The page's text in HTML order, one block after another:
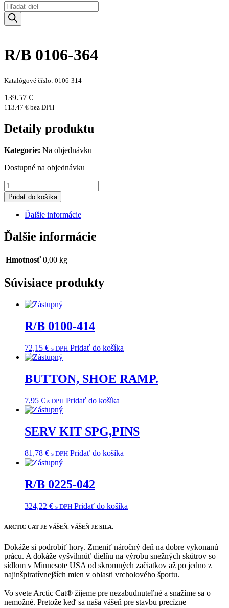
Products
search
R/B 0106-364
Katalógové číslo: 0106-314
139.57 €
113.47 € bez DPH
Detaily produktu
Kategorie: Na objednávku
Dostupné na objednávku
množstvo
R/B
0106-
Pridať do košíka
Ďalšie informácie
Ďalšie informácie
Hmotnosť 0,00 kg
Súvisiace produkty
R/B 0100-414
72,15 € s DPH Pridať do košíka
BUTTON, SHOE RAMP.
7,95 € s DPH Pridať do košíka
SERV KIT SPG,PINS
81,78 € s DPH Pridať do košíka
R/B 0225-042
324,22 € s DPH Pridať do košíka
ARCTIC CATJE VÁŠEŇ. VÁŠEŇ JE SILA.
Dokáže si podrobiť hory. Zmeniť náročný deň na dobre vykonanú
prácu. A dokáže vyšvihnúť dielňu na výrobu snežných skútrov so
sídlom v Minnesote USA od skromných začiatkov až po jedno z
najinšpiratívnejších mien v oblasti vrcholového športu.
Vo svete Arctic Cat® žijeme pre nezabudnuteľné a snažíme sa o
nemožné. Pretože keď sa naša vášeň pre stavbu precízne